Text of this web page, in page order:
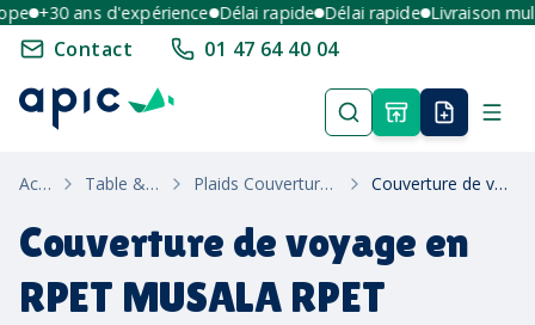
+30 ans d'expérience Délai rapide Délai rapide Livraison
Contact 01 47 64 40 04
Accueil Table & Maison Plaids Couvertures & Linge De Bain Couverture de voyage en RPET MUSALA RPET
Couverture de voyage en
RPET MUSALA RPET